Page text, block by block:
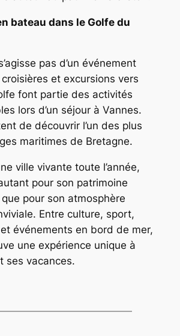
bateau dans le Golfe du
pas d’un événement
et excursions vers
font partie des activités
lors d’un séjour à Vannes.
de découvrir l’un des plus
maritimes de Bretagne.
ville vivante toute l’année,
pour son patrimoine
pour son atmosphère
Entre culture, sport,
événements en bord de mer,
une expérience unique à
ses vacances.